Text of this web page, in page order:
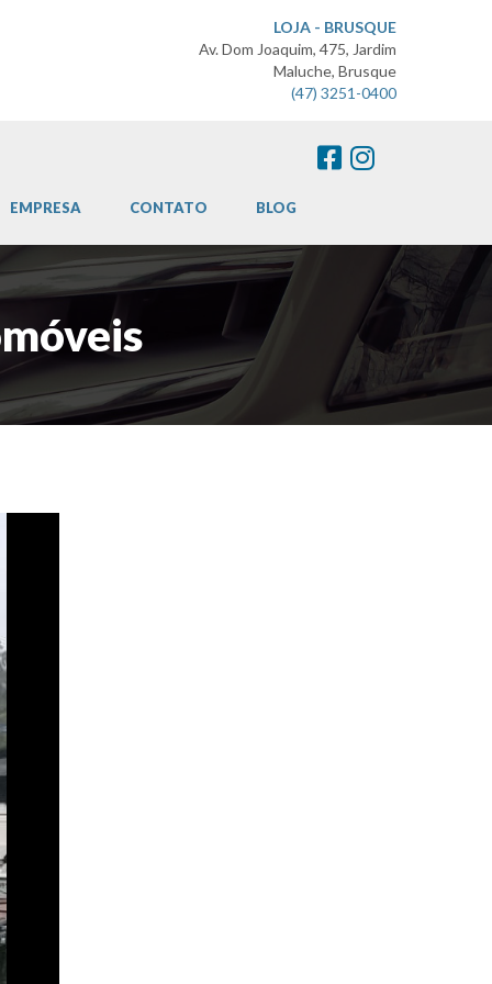
LOJA - BRUSQUE
Av. Dom Joaquim, 475, Jardim
Maluche, Brusque
(47) 3251-0400
EMPRESA CONTATO BLOG